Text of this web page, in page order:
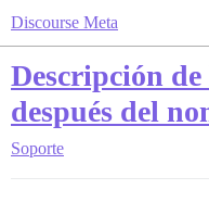
Discourse Meta
Descripción
después del
Soporte